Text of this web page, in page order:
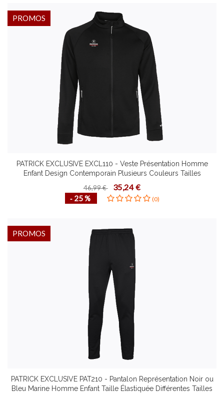
PATRICK EXCLUSIVE EXCL110 - Veste Présentation Homme
Enfant Design Contemporain Plusieurs Couleurs Tailles
Confortable Mode de Vie Fonctionnel
46,99 € 35,24 €
‐ 25 % (0)
PROMOS
PATRICK EXCLUSIVE PAT210 - Pantalon Représentation Noir ou
Bleu Marine Homme Enfant Taille Élastiquée Différentes Tailles
PROMOS